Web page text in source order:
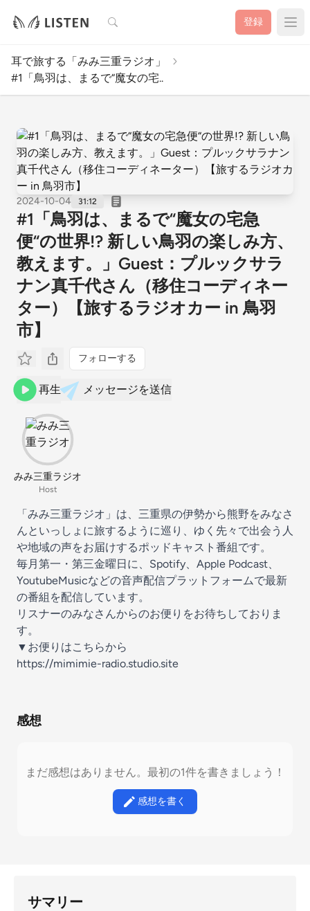
検索 登録
耳で旅する「みみ三重ラジオ」
#1「鳥羽は、まるで“魔女の宅..
2024-10-04 31:12
#1「鳥羽は、まるで“魔女の宅急
便“の世界!? 新しい鳥羽の楽しみ方、
教えます。」Guest：プルックサラ
ナン真千代さん（移住コーディネー
ター）【旅するラジオカー in 鳥羽
市】
フォローする
再生 メッセージを送信
みみ三重ラジオ
Host
「みみ三重ラジオ」は、三重県の伊勢から熊野をみなさ
んといっしょに旅するように巡り、ゆく先々で出会う人
や地域の声をお届けするポッドキャスト番組です。
毎月第一・第三金曜日に、Spotify、Apple Podcast、
YoutubeMusicなどの音声配信プラットフォームで最新
の番組を配信しています。
リスナーのみなさんからのお便りをお待ちしておりま
す。
▼お便りはこちらから
https://mimimie-radio.studio.site
感想
まだ感想はありません。最初の1件を書きましょう！
感想を書く
サマリー